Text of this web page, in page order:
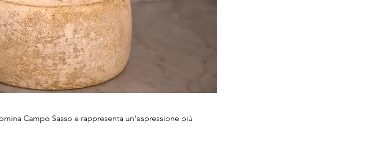
Campo Sasso e rappresenta un'espressione più